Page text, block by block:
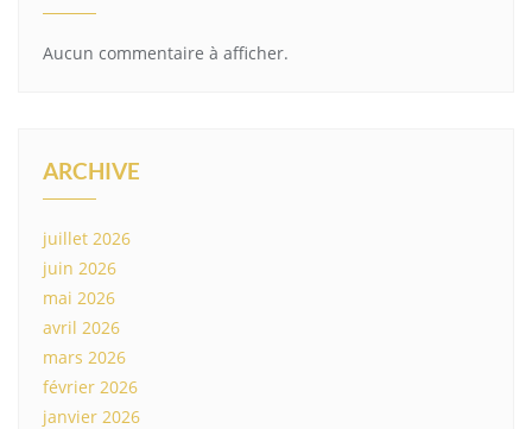
Aucun commentaire à afficher.
ARCHIVE
juillet 2026
juin 2026
mai 2026
avril 2026
mars 2026
février 2026
janvier 2026